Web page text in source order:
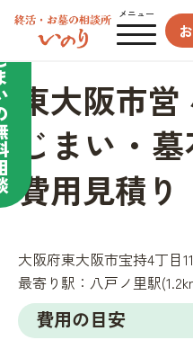
メニュー
東大阪市
じまい・
費用見積り
大阪府東大阪市宝持4丁目
最寄り駅： 八戸ノ里駅
費用の目安